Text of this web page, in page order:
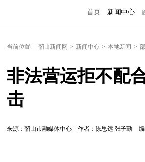
首页 新闻中心
当前位置: 韶山新闻网 > 新闻中心 > 本地新闻 >
非法营运拒不配
击
来源：韶山市融媒体中心 作者：陈思远 张子勤